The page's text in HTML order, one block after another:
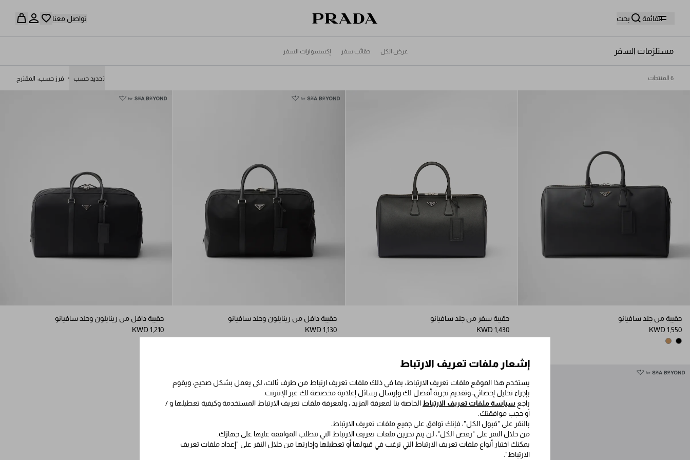
إشعار ملفات تعريف الارتباط
يستخدم هذا الموقع ملفات تعريف الارتباط، بما في ذلك ملفات تعريف ارتباط من طرف ثالث، لكي يعمل بشكل صحيح، ويقوم
بإجراء تحليل إحصائي، وتقديم تجربة أفضل لك وإرسال رسائل إعلانية مخصصة لك عبر الإنترنت.
راجع سياسة ملفات تعريف الارتباط الخاصة بنا لمعرفة المزيد ، ولمعرفة ملفات تعريف الارتباط المستخدمة وكيفية تعطيلها و /
أو حجب موافقتك.
بالنقر على "قبول الكل"، فإنك توافق على جميع ملفات تعريف الارتباط.
من خلال النقر على "رفض الكل"، لن يتم تخزين ملفات تعريف الارتباط التي تتطلب الموافقة عليها على جهازك.
يمكنك اختيار أنواع ملفات تعريف الارتباط التي ترغب في قبولها أو تعطيلها وإدارتها من خلال النقر على "إعداد ملفات تعريف
الارتباط".
القائمة بحث تواصل معنا سجِّل الدخول أو أنشئ حسابك الشخصي
واحفظوا قطعكم المفضّلة، واستلموها من هنا.
سجِّل الدخول أو أنشئ حسابك الشخصي
مستلزمات السفر عرض الكل حقائب سفر إكسسوارات السفر
6 المنتجات تحديد حسب فرز حسب المقترح
حقيبة من جلد سافيانو
KWD 1,550
BLACK
CARAMEL
حقيبة سفر من جلد سافيانو
KWD 1,430
حقيبة دافل من رينايلون وجلد سافيانو
KWD 1,130
حقيبة دافل من رينايلون وجلد سافيانو
KWD 1,210